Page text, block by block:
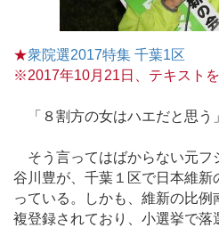
★衆院選2017特集 千葉1区
※2017年10月21日、テキストを
「８割方の女はハエだと思う
そう言ってはばからない元フ
谷川豊が、千葉１区で日本維新
っている。しかも、維新の比
複登録されており、小選挙で落